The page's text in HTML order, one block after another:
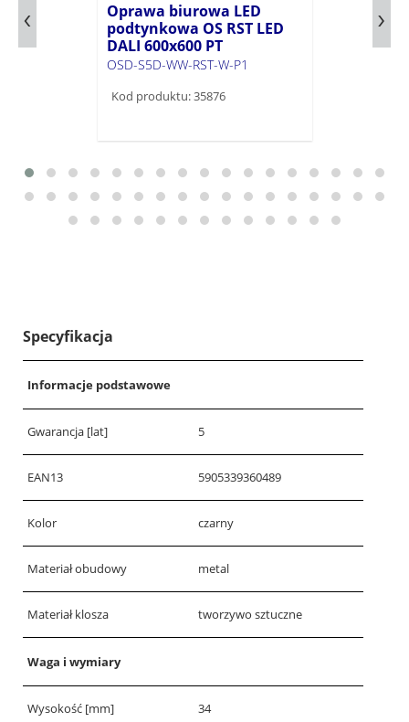
Oprawa biurowa LED
podtynkowa OS RST LED
DALI 600x600 PT
OSD-S5D-WW-RST-W-P1
Kod produktu: 35876
Specyfikacja
Informacje podstawowe
Gwarancja [lat] 5
EAN13 5905339360489
Kolor czarny
Materiał obudowy metal
Materiał klosza tworzywo sztuczne
Waga i wymiary
Wysokość [mm] 34